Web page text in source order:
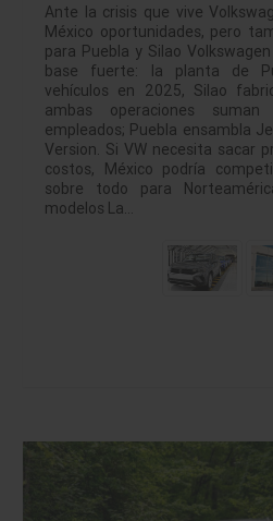
Ante la crisis que vive
México oportunidades, pero
para Puebla y Silao
base fuerte: la planta de
vehículos en 2025, Silao
ambas operaciones
empleados; Puebla ensambla
Version. Si VW necesita sacar
costos, México podría
sobre todo para
modelos La…